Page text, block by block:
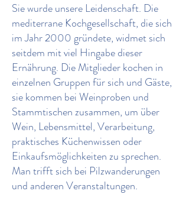
Sie wurde unsere Leidenschaft. Die
mediterrane Kochgesellschaft, die sich
im Jahr 2000 gründete, widmet sich
seitdem mit viel Hingabe dieser
Ernährung. Die Mitglieder kochen in
einzelnen Gruppen für sich und Gäste,
sie kommen bei Weinproben und
Stammtischen zusammen, um über
Wein, Lebensmittel, Verarbeitung,
praktisches Küchenwissen oder
Einkaufsmöglichkeiten zu sprechen.
Man trifft sich bei Pilzwanderungen
und anderen Veranstaltungen.